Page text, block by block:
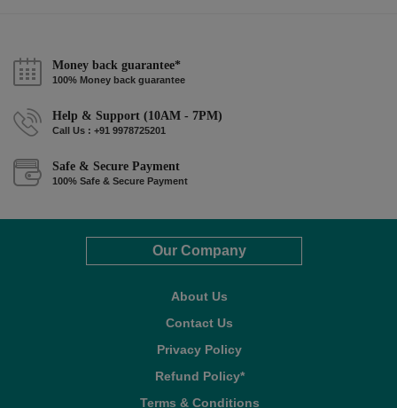
Money back guarantee*
100% Money back guarantee
Help & Support (10AM - 7PM)
Call Us : +91 9978725201
Safe & Secure Payment
100% Safe & Secure Payment
Our Company
About Us
Contact Us
Privacy Policy
Refund Policy*
Terms & Conditions